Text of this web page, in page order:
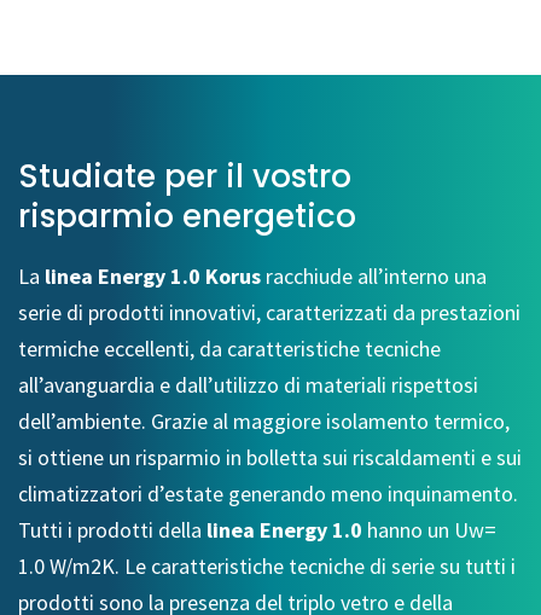
Studiate per il vostro
risparmio energetico
La linea Energy 1.0 Korus racchiude all’interno una
serie di prodotti innovativi, caratterizzati da prestazioni
termiche eccellenti, da caratteristiche tecniche
all’avanguardia e dall’utilizzo di materiali rispettosi
dell’ambiente. Grazie al maggiore isolamento termico,
si ottiene un risparmio in bolletta sui riscaldamenti e sui
climatizzatori d’estate generando meno inquinamento.
Tutti i prodotti della linea Energy 1.0 hanno un Uw=
1.0 W/m2K. Le caratteristiche tecniche di serie su tutti i
prodotti sono la presenza del triplo vetro e della